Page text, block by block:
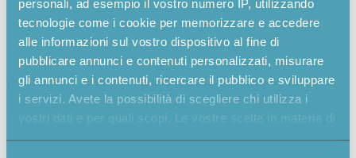
personali, ad esempio il vostro numero IP, utilizzando
tecnologie come i cookie per memorizzare e accedere
alle informazioni sul vostro dispositivo al fine di
pubblicare annunci e contenuti personalizzati, misurare
gli annunci e i contenuti, ricercare il pubblico e sviluppare
i servizi. Avete la possibilità di scegliere chi utilizza i
vostri dati e per quali scopi. Le vostre scelte in materia di
privacy sono applicabili solo su questa proprietà digitale